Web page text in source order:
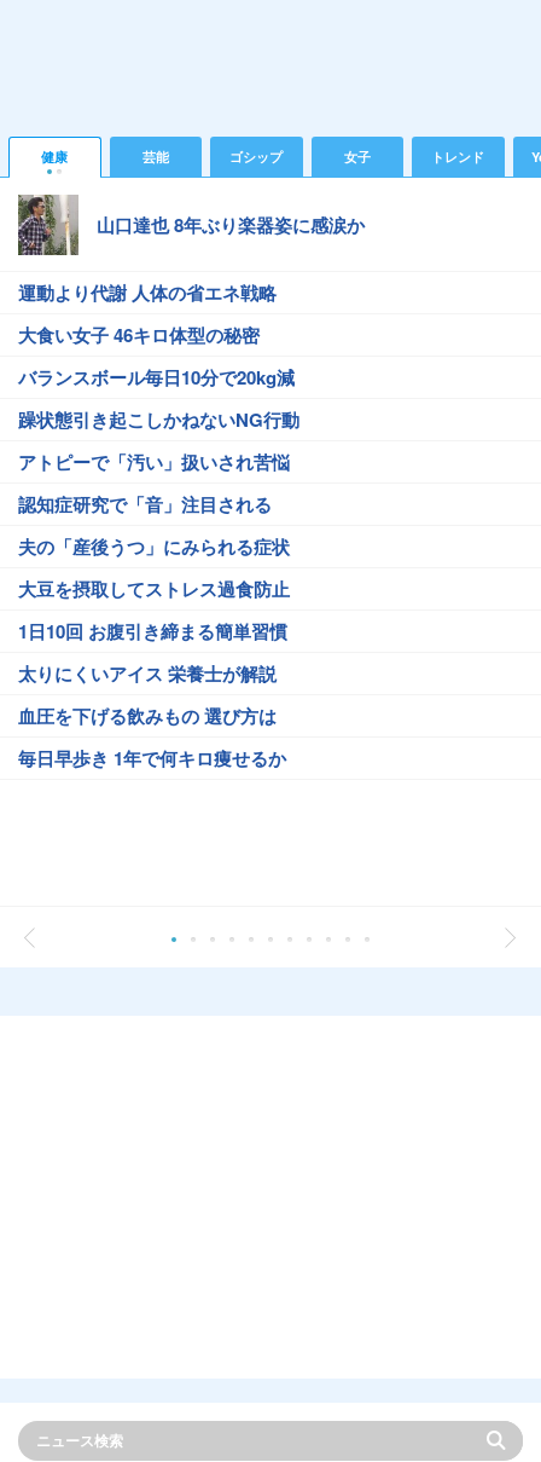
健康 芸能 ゴシップ 女子 トレンド
山口達也 8年ぶり楽器姿に感涙か
運動より代謝 人体の省エネ戦略
大食い女子 46キロ体型の秘密
バランスボール毎日10分で20kg減
躁状態引き起こしかねないNG行動
アトピーで「汚い」扱いされ苦悩
認知症研究で「音」注目される
夫の「産後うつ」にみられる症状
大豆を摂取してストレス過食防止
1日10回 お腹引き締まる簡単習慣
太りにくいアイス 栄養士が解説
血圧を下げる飲みもの 選び方は
毎日早歩き 1年で何キロ痩せるか